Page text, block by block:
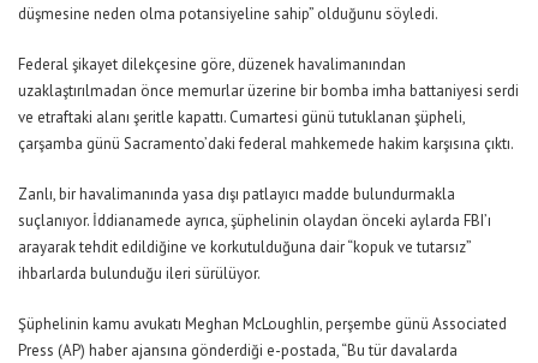
düşmesine neden olma potansiyeline sahip” olduğunu söyledi.
Federal şikayet dilekçesine göre, düzenek havalimanından
uzaklaştırılmadan önce memurlar üzerine bir bomba imha battaniyesi serdi
ve etraftaki alanı şeritle kapattı. Cumartesi günü tutuklanan şüpheli,
çarşamba günü Sacramento’daki federal mahkemede hakim karşısına çıktı.
Zanlı, bir havalimanında yasa dışı patlayıcı madde bulundurmakla
suçlanıyor. İddianamede ayrıca, şüphelinin olaydan önceki aylarda FBI’ı
arayarak tehdit edildiğine ve korkutulduğuna dair “kopuk ve tutarsız”
ihbarlarda bulunduğu ileri sürülüyor.
Şüphelinin kamu avukatı Meghan McLoughlin, perşembe günü Associated
Press (AP) haber ajansına gönderdiği e-postada, “Bu tür davalarda